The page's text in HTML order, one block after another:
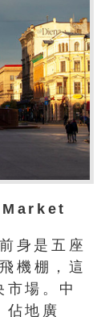
身是五座
機棚，這
場。中
佔地廣